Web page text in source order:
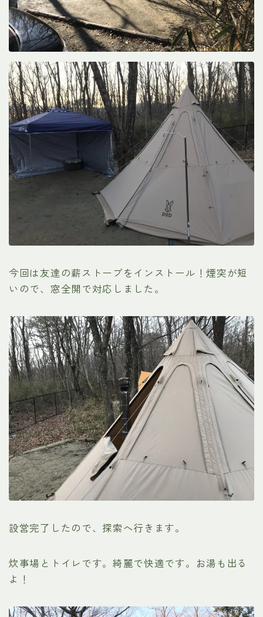
今回は友達の薪ストーブをインストール！煙突が短
いので、窓全開で対応しました。
設営完了したので、探索へ行きます。
炊事場とトイレです。綺麗で快適です。お湯も出る
よ！